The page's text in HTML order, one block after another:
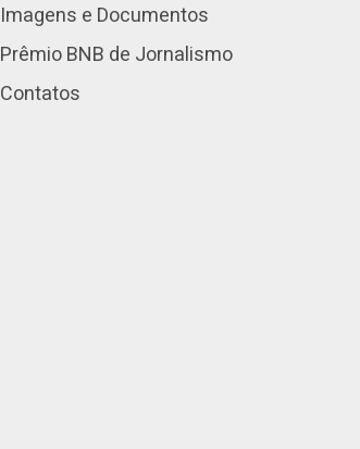
Imagens e Documentos
Prêmio BNB de Jornalismo
Contatos